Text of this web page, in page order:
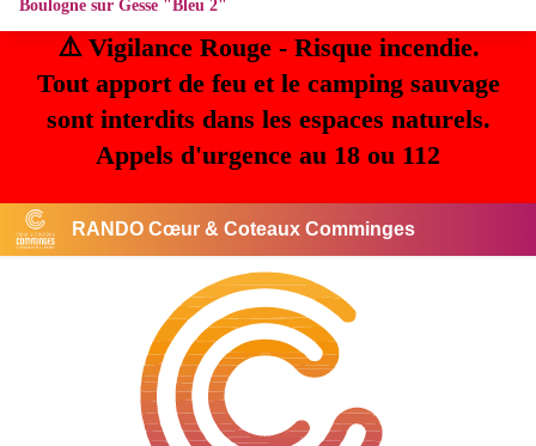
⚠️ Vigilance Rouge - Risque incendie.
Tout apport de feu et le camping sauvage
sont interdits dans les espaces naturels.
Appels d'urgence au 18 ou 112
RANDO Cœur & Coteaux Comminges
Boulogne sur Gesse "Bleu 2"